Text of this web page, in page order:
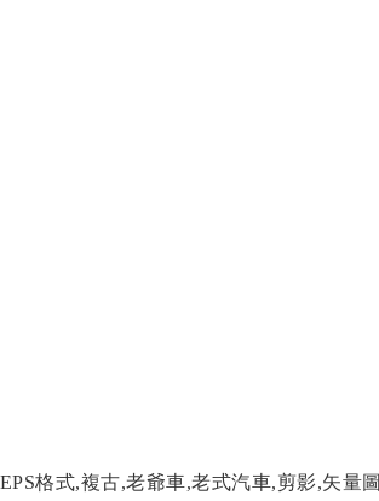
EPS格式,複古,老爺車,老式汽車,剪影,矢量圖